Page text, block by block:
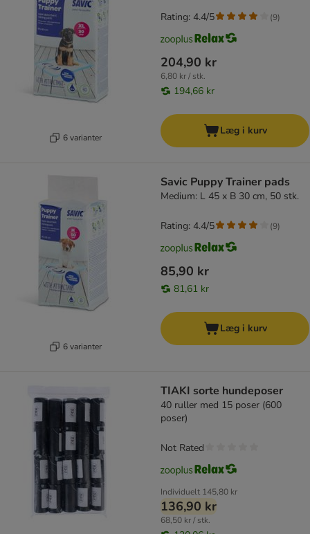
6 varianter
204,90 kr
6,80 kr / stk.
194,66 kr
Rating: 4.4/5 (9)
Læg i kurv
6 varianter
Savic Puppy Trainer pads
Medium: L 45 x B 30 cm, 50 stk.
85,90 kr
81,61 kr
Rating: 4.4/5 (9)
Læg i kurv
TIAKI sorte hundeposer
40 ruller med 15 poser (600
poser)
Individuelt 145,80 kr
136,90 kr
68,50 kr / stk.
Not Rated